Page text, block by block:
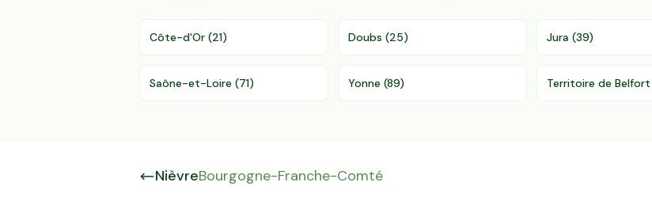
Côte-d'Or (21) Doubs (25) Jura (39)
Saône-et-Loire (71) Yonne (89) Territoire de Belfort
NièvreBourgogne-Franche-Comté